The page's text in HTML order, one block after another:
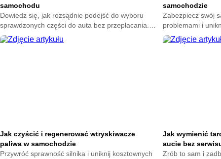
samochodu
Dowiedz się, jak rozsądnie podejść do wyboru
sprawdzonych części do auta bez przepłacania.
Zadbaj o komfort jazdy i uniknij błędów, które mogą
kosztować więcej niż myślisz.
samochodzie
Zabezpiecz swój
problemami i
Poznaj proste
przygotuj auto na
Jak czyścić i regenerować wtryskiwacze
paliwa w samochodzie
Przywróć sprawność silnika i uniknij kosztownych
Jak wymienić
aucie bez
Zrób to sam i